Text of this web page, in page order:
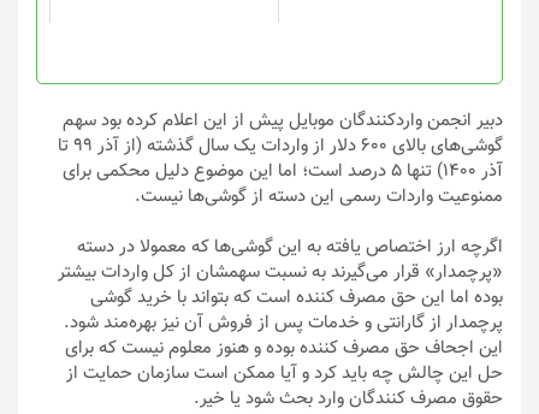
محصول
شوند
دبیر انجمن واردکنندگان موبایل پیش از این اعلام کرده بود سهم
گوشی‌های بالای 600 دلار از واردات یک سال گذشته (از آذر 99 تا
آذر 1400) تنها 5 درصد است؛ اما این موضوع دلیل محکمی برای
ممنوعیت واردات رسمی این دسته از گوشی‌ها نیست.
اگرچه ارز اختصاص یافته به این گوشی‌ها که معمولا در دسته
«پرچمدار» قرار می‌گیرند به نسبت سهمشان از کل واردات بیشتر
بوده اما این حق مصرف کننده است که بتواند با خرید گوشی
پرچمدار از گارانتی و خدمات پس از فروش آن نیز بهره‌مند شود.
این اجحاف حق مصرف کننده بوده و هنوز معلوم نیست که برای
حل این چالش چه باید کرد و آیا ممکن است سازمان حمایت از
حقوق مصرف کنندگان وارد بحث شود یا خیر.